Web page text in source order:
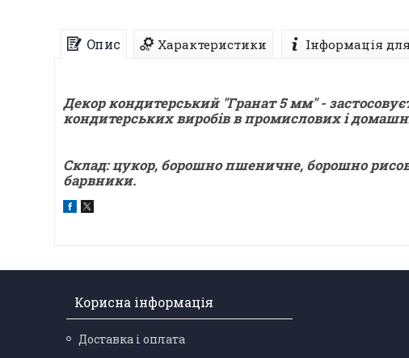
Опис Характеристики Інформація
Декор кондитерський "Гранат 5 мм" -
кондитерських виробів в промислових і
Склад: цукор, борошно пшеничне, борошно
барвники.
Корисна інформація
Доставка і оплата